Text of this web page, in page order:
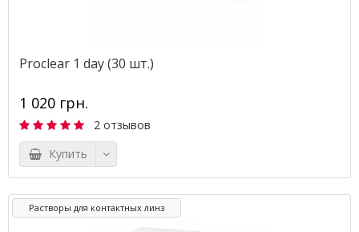
Proclear 1 day (30 шт.)
1 020 грн.
2 отзывов
Купить
Растворы для контактных линз